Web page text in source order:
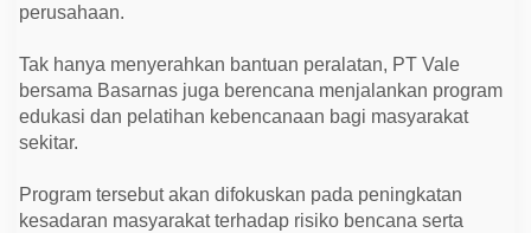
perusahaan.
Tak hanya menyerahkan bantuan peralatan, PT Vale
bersama Basarnas juga berencana menjalankan program
edukasi dan pelatihan kebencanaan bagi masyarakat
sekitar.
Program tersebut akan difokuskan pada peningkatan
kesadaran masyarakat terhadap risiko bencana serta